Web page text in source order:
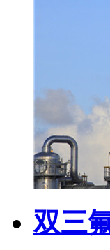
双三